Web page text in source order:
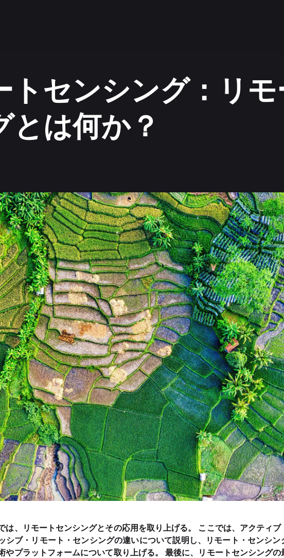
トセンシング：リ
とは何か？
は、リモートセンシングとその応用を取り上げる。 ここでは、アクティ
シブ・リモート・センシングの違いについて説明し、リモート・センシン
やプラットフォームについて取り上げる。 最後に、リモートセンシング